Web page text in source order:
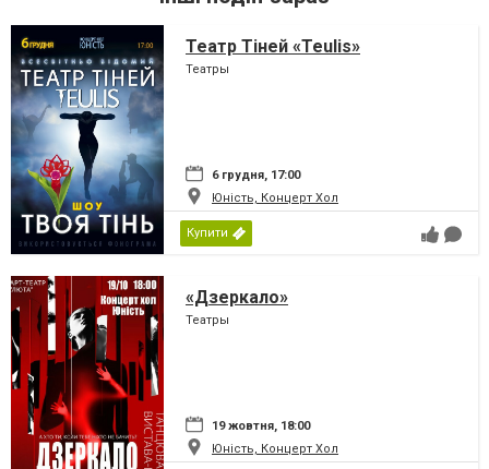
Театр Тіней «Teulis»
Театры
6 грудня, 17:00
Юність, Концерт Хол
Купити
«Дзеркало»
Театры
19 жовтня, 18:00
Юність, Концерт Хол